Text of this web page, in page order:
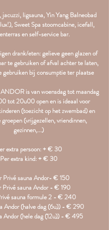
jacuzzi, ligsauna, Yin Yang Balneobad
Sweet Spa stoomcabine, icefall,
en self-service bar.
drank/eten: gelieve geen glazen of
te gebruiken of afval achter te laten,
gebruiken bij consumptie ter plaatse
is van woensdag tot maandag
tot 20u00 open en is ideaal voor
(toezicht op het zwembad) en
(vrijgezellen, vriendinnen,
gezinnen,...)
extra persoon: + € 30
Per extra kind: + € 30
Privé sauna Andor- € 150
Privé sauna Andor - € 190
sauna formule 2 - € 240
Andor (halve dag (6u)) - € 290
Andor (hele dag (12u)) - € 495